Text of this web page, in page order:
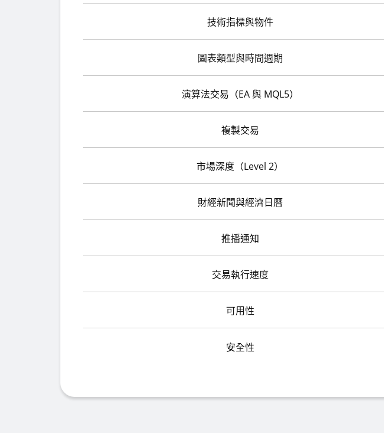
技術指標與物件
圖表類型與時間週期
演算法交易（EA 與 MQL5）
複製交易
市場深度（Level 2）
財經新聞與經濟日曆
推播通知
交易執行速度
可用性
安全性